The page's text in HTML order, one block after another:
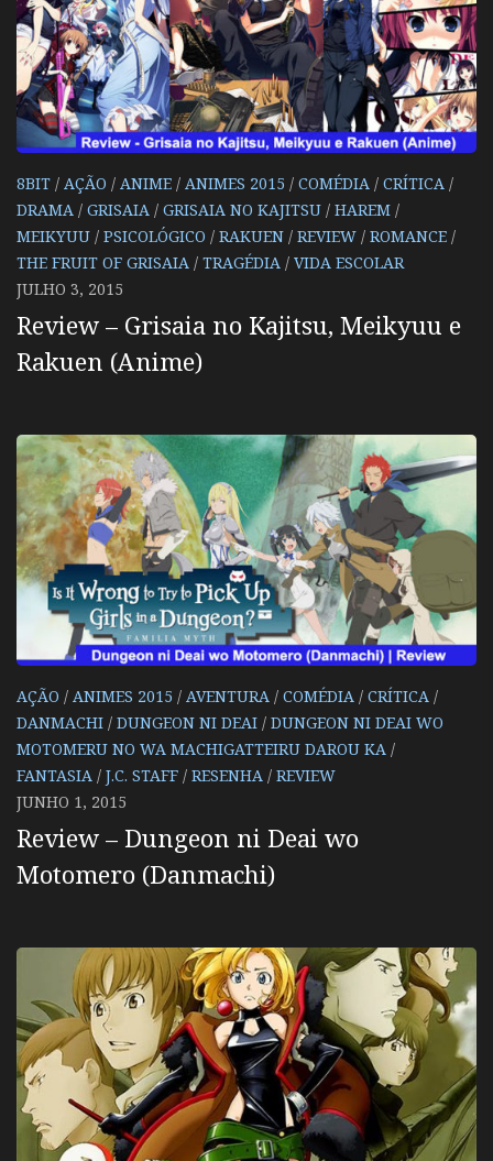
8BIT / AÇÃO / ANIME / ANIMES 2015 / COMÉDIA / CRÍTICA /
DRAMA / GRISAIA / GRISAIA NO KAJITSU / HAREM /
MEIKYUU / PSICOLÓGICO / RAKUEN / REVIEW / ROMANCE /
THE FRUIT OF GRISAIA / TRAGÉDIA / VIDA ESCOLAR
JULHO 3, 2015
Review – Grisaia no Kajitsu, Meikyuu e
Rakuen (Anime)
AÇÃO / ANIMES 2015 / AVENTURA / COMÉDIA / CRÍTICA /
DANMACHI / DUNGEON NI DEAI / DUNGEON NI DEAI WO
MOTOMERU NO WA MACHIGATTEIRU DAROU KA /
FANTASIA / J.C. STAFF / RESENHA / REVIEW
JUNHO 1, 2015
Review – Dungeon ni Deai wo
Motomero (Danmachi)